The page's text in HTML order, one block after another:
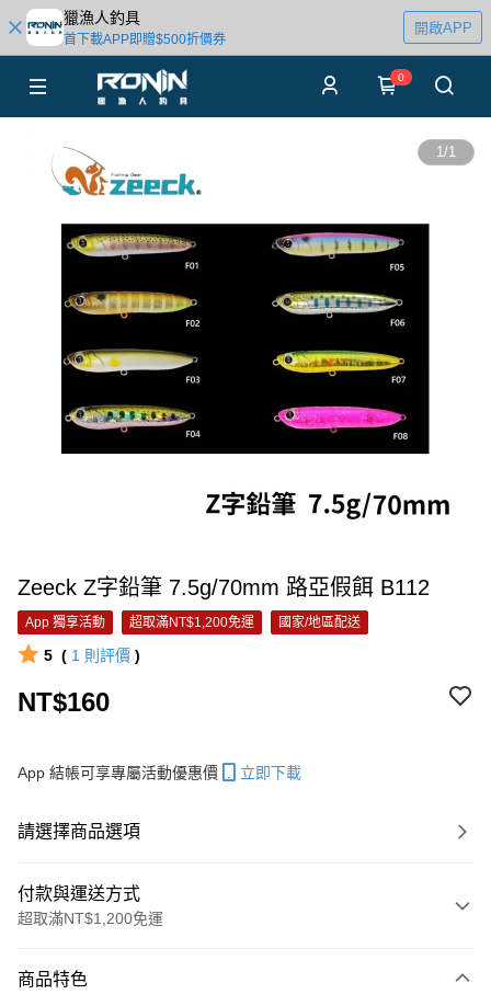
獵漁人釣具
首下載APP即贈$500折價券
開啟APP
0
1/1
Zeeck Z字鉛筆 7.5g/70mm 路亞假餌 B112
App 獨享活動 超取滿NT$1,200免運 國家/地區配送
5 ( 1 則評價 )
NT$160
App 結帳可享專屬活動優惠價 立即下載
請選擇商品選項
付款與運送方式
超取滿NT$1,200免運
信用卡一次付款
商品特色